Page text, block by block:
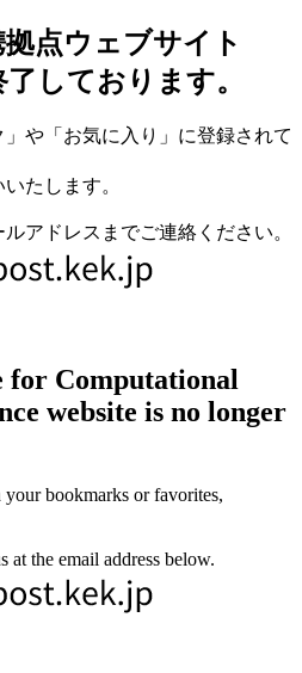
点ウェブサイト
しております。
や「お気に入り」に登録されて
たします。
アドレスまでご連絡ください。
Computational
website is no longer
bookmarks or favorites,
at the email address below.